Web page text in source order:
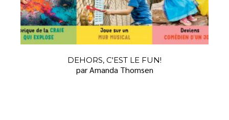
DEHORS, C'EST LE FUN!
par Amanda Thomsen